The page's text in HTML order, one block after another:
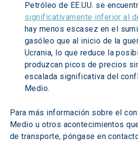
Petróleo de EE.UU. se
significativamente inferior al
hay menos escasez en el
gasóleo que al inicio de la
Ucrania, lo que reduce la
produzcan picos de precios
escalada significativa del
Medio.
Para más información sobre el
Medio u otros acontecimientos
de transporte, póngase en